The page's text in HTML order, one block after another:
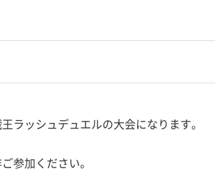
ラッシュデュエルの大会になります。
参加ください。